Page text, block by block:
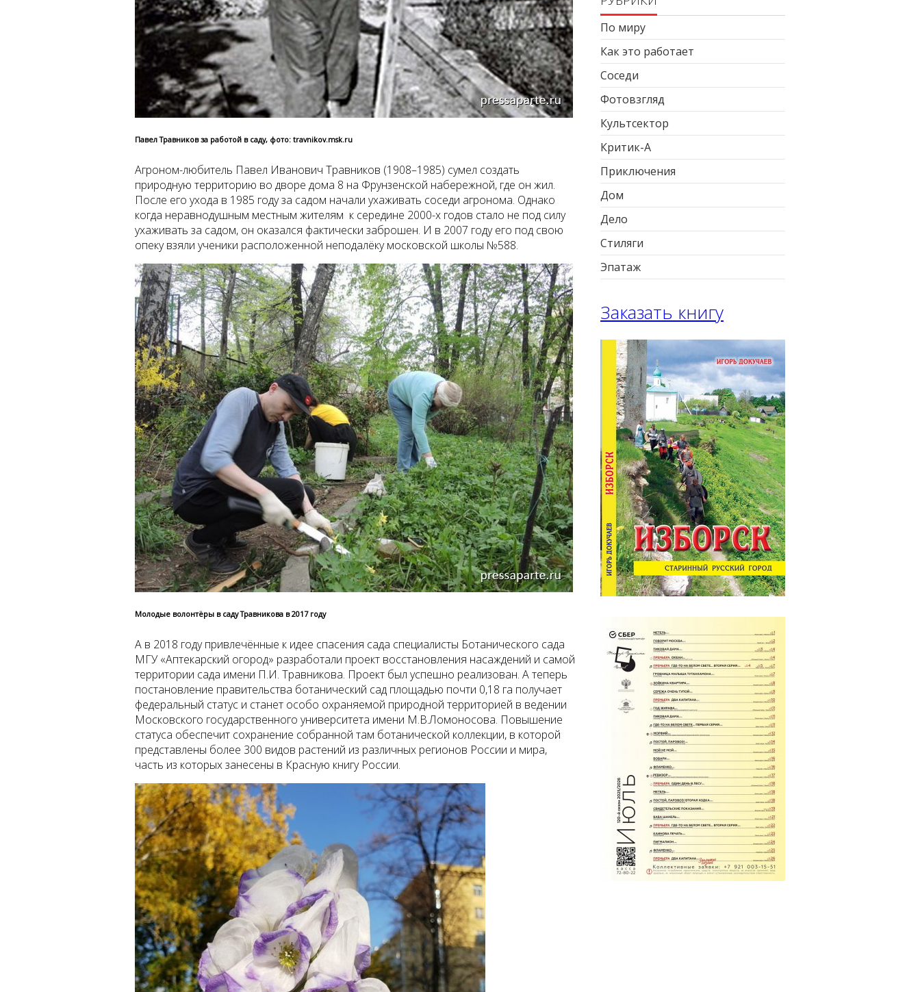
Павел Травников за работой в саду, фото: travnikov.msk.ru
Агроном-любитель Павел Иванович Травников (1908–1985) сумел создать
природную территорию во дворе дома 8 на Фрунзенской набережной, где он жил.
После его ухода в 1985 году за садом начали ухаживать соседи агронома. Однако
когда неравнодушным местным жителям к середине 2000-х годов стало не под силу
ухаживать за садом, он оказался фактически заброшен. И в 2007 году его под свою
опеку взяли ученики расположенной неподалёку московской школы №588.
Молодые волонтёры в саду Травникова в 2017 году
А в 2018 году привлечённые к идее спасения сада специалисты Ботанического сада
МГУ «Аптекарский огород» разработали проект восстановления насаждений и самой
территории сада имени П.И. Травникова. Проект был успешно реализован. А теперь
постановление правительства ботанический сад площадью почти 0,18 га получает
федеральный статус и станет особо охраняемой природной территорией в ведении
Московского государственного университета имени М.В.Ломоносова. Повышение
статуса обеспечит сохранение собранной там ботанической коллекции, в которой
представлены более 300 видов растений из различных регионов России и мира,
часть из которых занесены в Красную книгу России.
По миру
Как это работает
Соседи
Фотовзгляд
Культсектор
Критик-А
Приключения
Дом
Дело
Стиляги
Эпатаж
Заказать книгу